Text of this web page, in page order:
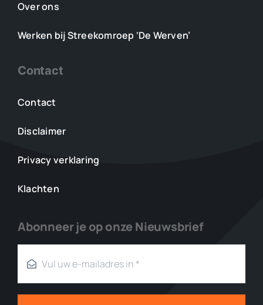
Over ons
Werken bij Streekomroep ‘De Werven’
Contact
Contact
Disclaimer
Privacy verklaring
Klachten
Abonneer je op onze Nieuwsbrief